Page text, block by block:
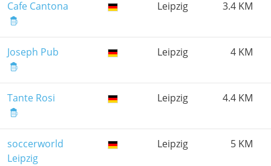
Cafe Cantona Leipzig 3.4 KM
Joseph Pub Leipzig 4 KM
Tante Rosi Leipzig 4.4 KM
soccerworld
Leipzig
Leipzig 5 KM